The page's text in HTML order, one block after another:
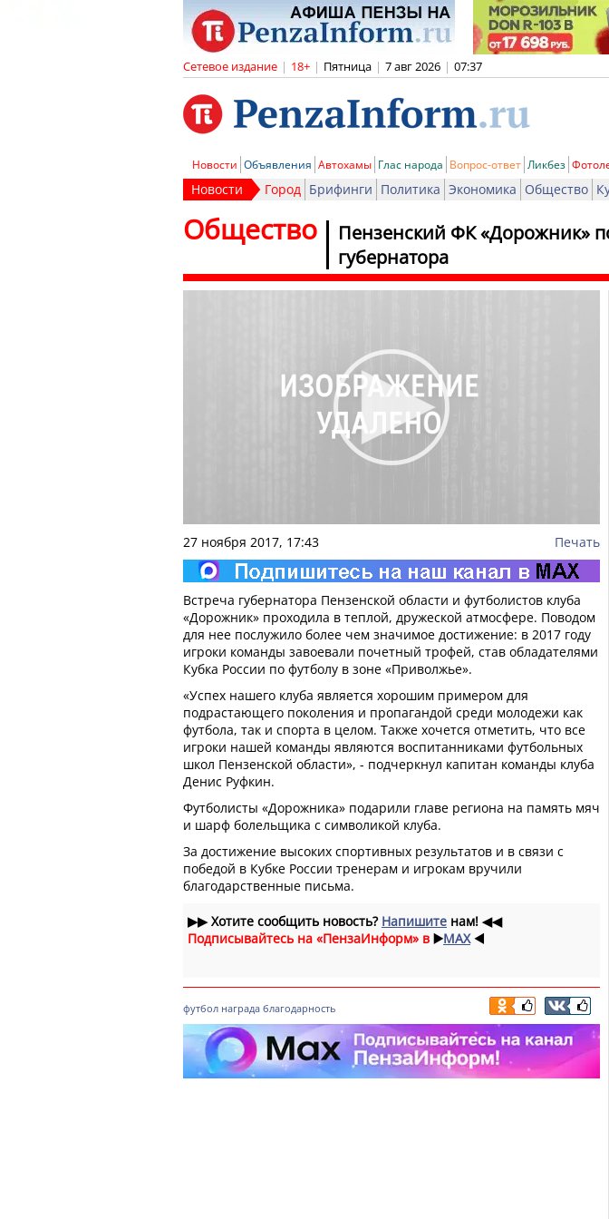
Сетевое издание | 18+ | Пятница | 7 авг 2026 | 07:37
Новости Объявления Автохамы Глас народа Вопрос-ответ Ликбез
Новости Город Брифинги Политика Экономика Общество
Пензенский ФК «Дорожник»
губернатора
Общество
27 ноября 2017, 17:43 Печать
Встреча губернатора Пензенской области и футболистов клуба
«Дорожник» проходила в теплой, дружеской атмосфере. Поводом
для нее послужило более чем значимое достижение: в 2017 году
игроки команды завоевали почетный трофей, став обладателями
Кубка России по футболу в зоне «Приволжье».
«Успех нашего клуба является хорошим примером для
подрастающего поколения и пропагандой среди молодежи как
футбола, так и спорта в целом. Также хочется отметить, что все
игроки нашей команды являются воспитанниками футбольных
школ Пензенской области», - подчеркнул капитан команды клуба
Денис Руфкин.
Футболисты «Дорожника» подарили главе региона на память мяч
и шарф болельщика с символикой клуба.
За достижение высоких спортивных результатов и в связи с
победой в Кубке России тренерам и игрокам вручили
благодарственные письма.
▶▶Хотите сообщить новость? Напишите нам! ◀◀
Подписывайтесь на «ПензаИнформ» в ▶️MAX ◀️
футбол награда благодарность